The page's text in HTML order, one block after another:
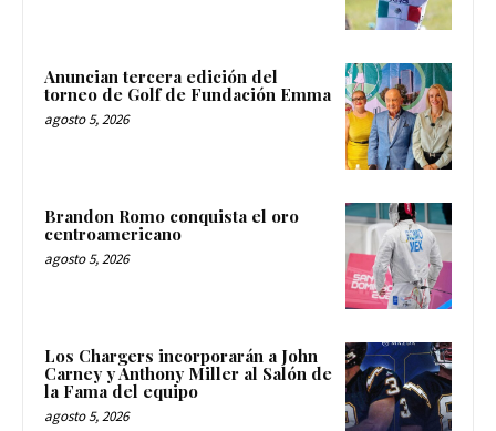
Anuncian tercera edición del
torneo de Golf de Fundación Emma
agosto 5, 2026
Brandon Romo conquista el oro
centroamericano
agosto 5, 2026
Los Chargers incorporarán a John
Carney y Anthony Miller al Salón de
la Fama del equipo
agosto 5, 2026